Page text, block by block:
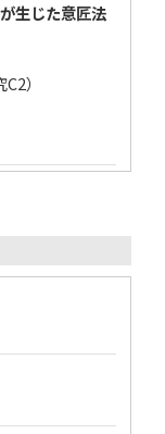
生じた意匠法
）